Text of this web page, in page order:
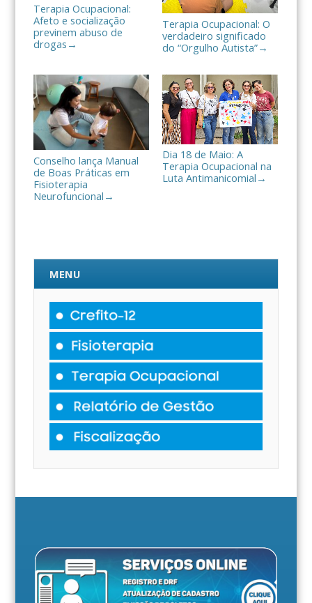
Terapia Ocupacional:
Afeto e socialização
previnem abuso de
drogas →
Terapia Ocupacional: O
verdadeiro significado
do “Orgulho Autista”→
Conselho lança Manual
de Boas Práticas em
Fisioterapia
Neurofuncional →
Dia 18 de Maio: A
Terapia Ocupacional na
Luta Antimanicomial →
MENU